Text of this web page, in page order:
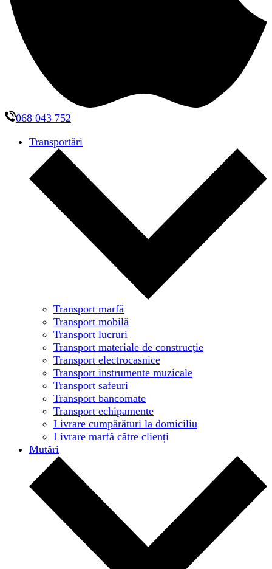
068 043 752
Transportări
Transport marfă
Transport mobilă
Transport lucruri
Transport materiale de construcție
Transport electrocasnice
Transport instrumente muzicale
Transport safeuri
Transport bancomate
Transport echipamente
Livrare cumpărături la domiciliu
Livrare marfă către clienți
Mutări